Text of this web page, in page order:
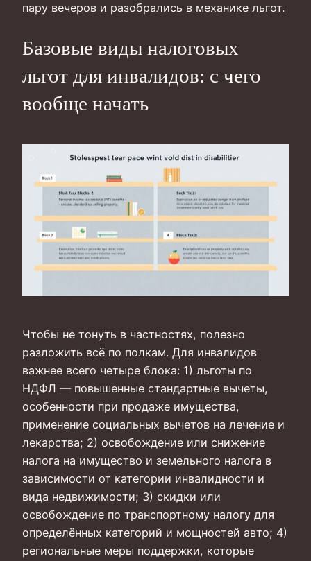
пару вечеров и разобрались в механике льгот.
Базовые виды налоговых
льгот для инвалидов: с чего
вообще начать
Чтобы не тонуть в частностях, полезно
разложить всё по полкам. Для инвалидов
важнее всего четыре блока: 1) льготы по
НДФЛ — повышенные стандартные вычеты,
особенности при продаже имущества,
применение социальных вычетов на лечение и
лекарства; 2) освобождение или снижение
налога на имущество и земельного налога в
зависимости от категории инвалидности и
вида недвижимости; 3) скидки или
освобождение по транспортному налогу для
определённых категорий и мощностей авто; 4)
региональные меры поддержки, которые